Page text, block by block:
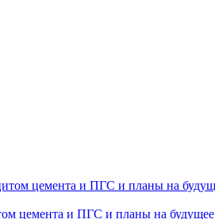
цемента и ПГС и планы на будущее